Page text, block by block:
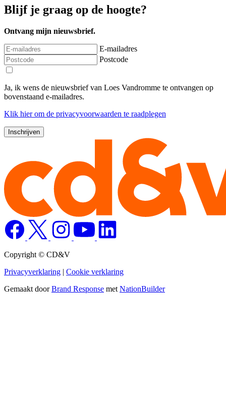
Blijf je graag op de hoogte?
Ontvang mijn nieuwsbrief.
E-mailadres
Postcode
Ja, ik wens de nieuwsbrief van Loes Vandromme te ontvangen op
bovenstaand e-mailadres.
Klik hierom de privacyvoorwaarden te raadplegen
Copyright © CD&V
Privacyverklaring | Cookie verklaring
Gemaakt doorBrand Response met NationBuilder